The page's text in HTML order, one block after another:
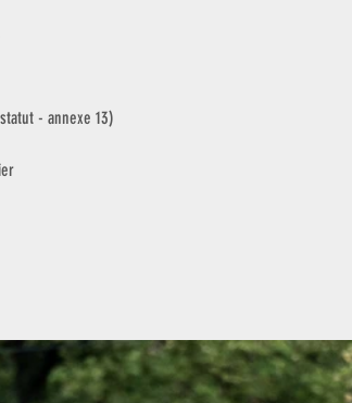
- annexe 13)